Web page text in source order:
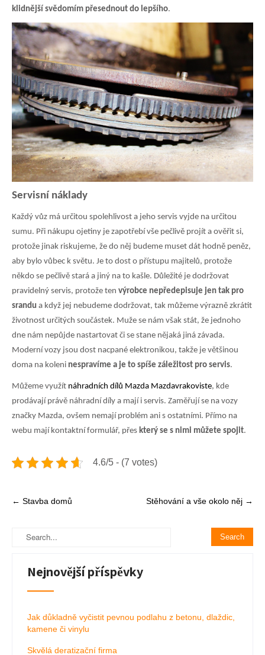
klidnější svědomím přesednout do lepšího.
Servisní náklady
Každý vůz má určitou spolehlivost a jeho servis vyjde na určitou
sumu. Při nákupu ojetiny je zapotřebí vše pečlivě projít a ověřit si,
protože jinak riskujeme, že do něj budeme muset dát hodně peněz,
aby bylo vůbec k světu. Je to dost o přístupu majitelů, protože
někdo se pečlivě stará a jiný na to kašle. Důležité je dodržovat
pravidelný servis, protože ten výrobce nepředepisuje jen tak pro
srandu a když jej nebudeme dodržovat, tak můžeme výrazně zkrátit
životnost určitých součástek. Muže se nám však stát, že jednoho
dne nám nepůjde nastartovat či se stane nějaká jiná závada.
Moderní vozy jsou dost nacpané elektronikou, takže je většinou
doma na koleni nespravíme a je to spíše záležitost pro servis.
Můžeme využít náhradních dílů Mazda Mazdavrakoviste, kde
prodávají právě náhradní díly a mají i servis. Zaměřují se na vozy
značky Mazda, ovšem nemají problém ani s ostatními. Přímo na
webu mají kontaktní formulář, přes který se s nimi můžete spojit.
4.6/5 - (7 votes)
Post
← Stavba domů Stěhování a vše okolo něj →
Nejnovější příspěvky
Jak důkladně vyčistit pevnou podlahu z betonu, dlaždic,
kamene či vinylu
Skvělá deratizační firma